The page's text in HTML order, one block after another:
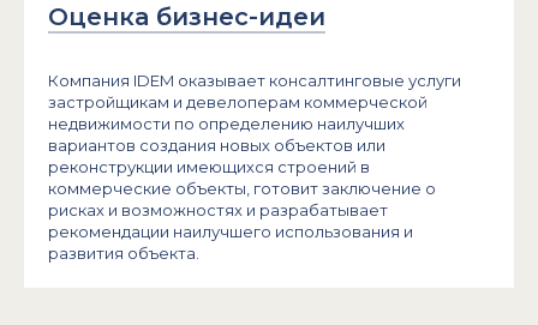
Оценка бизнес-идеи
Компания IDEM оказывает консалтинговые услуги
застройщикам и девелоперам коммерческой
недвижимости по определению наилучших
вариантов создания новых объектов или
реконструкции имеющихся строений в
коммерческие объекты, готовит заключение о
рисках и возможностях и разрабатывает
рекомендации наилучшего использования и
развития объекта.